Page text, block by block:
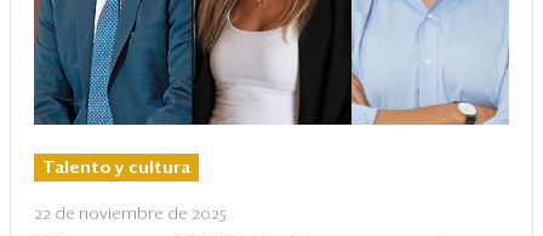
Talento y cultura
22 de noviembre de 2025